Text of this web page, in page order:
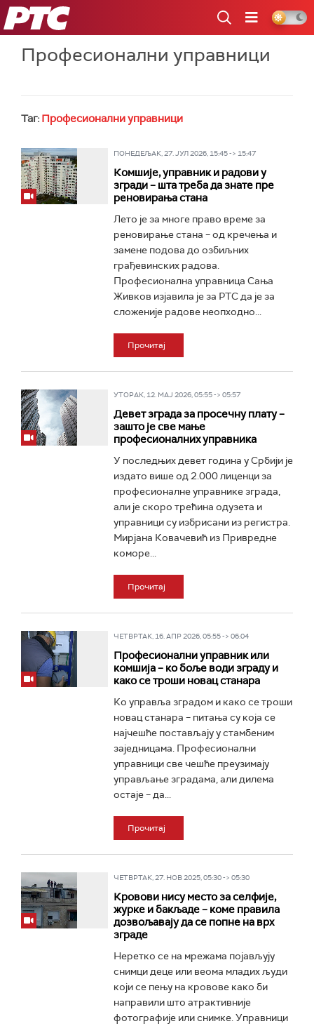
РТС
Професионални управници
Таг: Професионални управници
ПОНЕДЕЉАК, 27. ЈУЛ 2026, 15:45 -> 15:47
Комшије, управник и радови у
згради – шта треба да знате пре
реновирања стана
Лето је за многе право време за
реновирање стана – од кречења и
замене подова до озбиљних
грађевинских радова.
Професионална управница Сања
Живков изјавила је за РТС да је за
сложеније радове неопходно...
Прочитај
УТОРАК, 12. МАЈ 2026, 05:55 -> 05:57
Девет зграда за просечну плату –
зашто је све мање
професионалних управника
У последњих девет година у Србији је
издато више од 2.000 лиценци за
професионалне управнике зграда,
али је скоро трећина одузета и
управници су избрисани из регистра.
Мирјана Ковачевић из Привредне
коморе...
Прочитај
ЧЕТВРТАК, 16. АПР 2026, 05:55 -> 06:04
Професионални управник или
комшија – ко боље води зграду и
како се троши новац станара
Ко управља зградом и како се троши
новац станара – питања су која се
најчешће постављају у стамбеним
заједницама. Професионални
управници све чешће преузимају
управљање зградама, али дилема
остаје – да...
Прочитај
ЧЕТВРТАК, 27. НОВ 2025, 05:30 -> 05:30
Кровови нису место за селфије,
журке и бакљаде – коме правила
дозвољавају да се попне на врх
зграде
Неретко се на мрежама појављују
снимци деце или веома младих људи
који се пењу на кровове како би
направили што атрактивније
фотографије или снимке. Управници